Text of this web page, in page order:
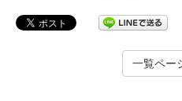
一覧ペー